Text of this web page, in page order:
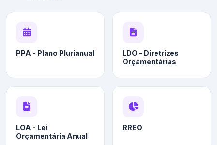
PPA - Plano Plurianual
LDO - Diretrizes
Orçamentárias
LOA - Lei
Orçamentária Anual
RREO